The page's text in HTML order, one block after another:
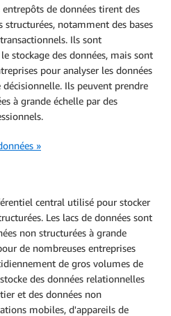
entrepôts de données tirent des
structurées, notamment des bases
Ils sont
stockage des données, mais sont
pour analyser les données
Ils peuvent prendre
à grande échelle par des
»
central utilisé pour stocker
Les lacs de données sont
non structurées à grande
de nombreuses entreprises
de gros volumes de
des données relationnelles
et des données non
mobiles, d'appareils de